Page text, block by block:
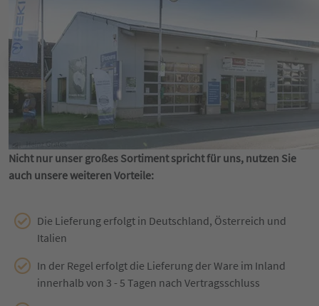
Nicht nur unser großes Sortiment spricht für uns, nutzen Sie
auch unsere weiteren Vorteile:
Die Lieferung erfolgt in Deutschland, Österreich und
Italien
In der Regel erfolgt die Lieferung der Ware im Inland
innerhalb von 3 - 5 Tagen nach Vertragsschluss